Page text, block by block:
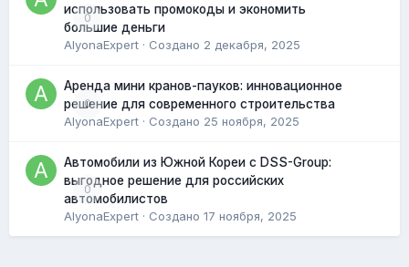
0
использовать промокоды и экономить
большие деньги
AlyonaExpert · Создано 2 декабря, 2025
0
Аренда мини кранов-пауков: инновационное
решение для современного строительства
AlyonaExpert · Создано 25 ноября, 2025
0
Автомобили из Южной Кореи с DSS-Group:
выгодное решение для российских
автомобилистов
AlyonaExpert · Создано 17 ноября, 2025